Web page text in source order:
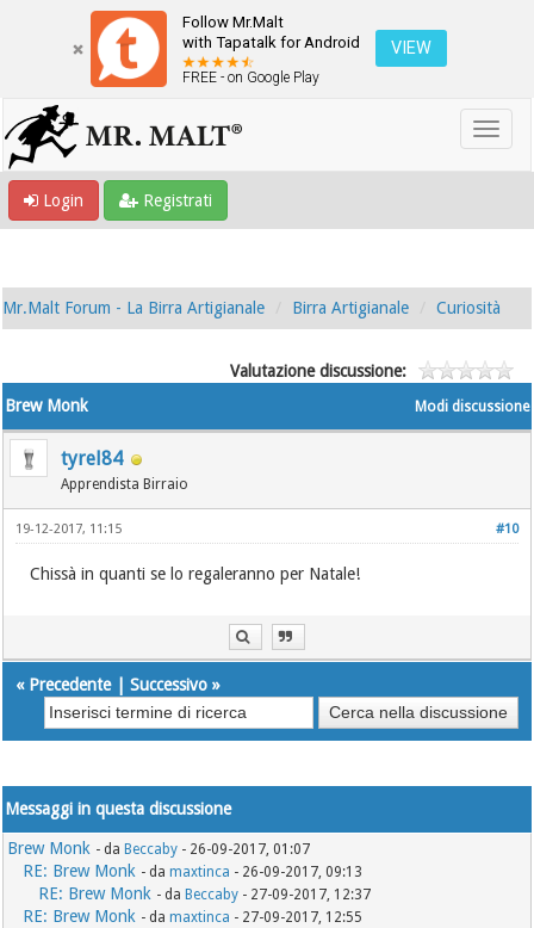
Follow Mr.Malt
with Tapatalk for Android
FREE - on Google Play
VIEW
Login Registrati
Mr.Malt Forum - La Birra Artigianale Birra Artigianale Curiosità
Valutazione discussione:
Modi discussione
Brew Monk
tyrel84
Apprendista Birraio
#10
19-12-2017, 11:15
Chissà in quanti se lo regaleranno per Natale!
« Precedente|Successivo »
Messaggi in questa discussione
Brew Monk - da Beccaby - 26-09-2017, 01:07
RE: Brew Monk - damaxtinca - 26-09-2017, 09:13
RE: Brew Monk - da Beccaby - 27-09-2017, 12:37
RE: Brew Monk - damaxtinca - 27-09-2017, 12:55